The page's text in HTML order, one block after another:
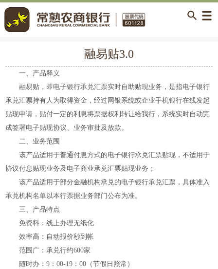
融易贴3.0
一、产品释义
融易贴，即电子银行承兑汇票实时自助贴现业务，是指电子银行
承兑汇票持有人为取得资金，经过网银系统或企业手机银行在线发起
贴现申请，贴付一定的利息将票据权利转让给我行，系统实时自动完
成签署电子贴现协议、业务审批及放款。
二、业务范围
该产品适用于普通付息方式的电子银行承兑汇票贴现，不适用于
协议付息贴现业务及电子商业承兑汇票贴现业务；
该产品适用于部分金融机构承兑的电子银行承兑汇票，具体准入
承兑机构名单以本行票据业务部门公布为准。
三、产品特点
免资料：线上办理无纸化
效率高：自动报价秒到帐
范围广：承兑行约600家
随时办：9：00-19：00（节假日照常）